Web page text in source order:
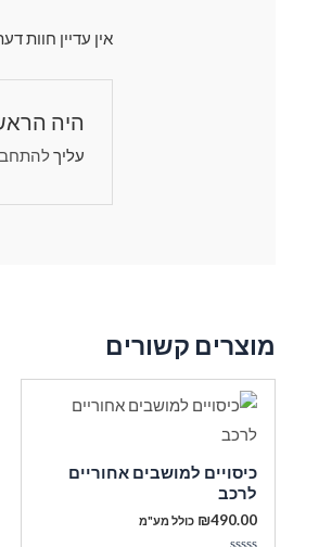
אין עדיין חוות
היה
עליך
מוצרים קשורים
כיסויים למושבים אחוריים
לרכב
₪490.00 כולל מע"מ